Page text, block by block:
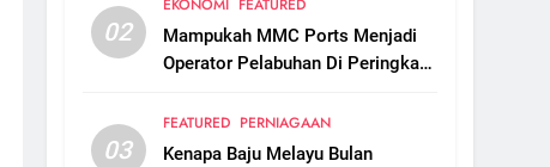
02
EKONOMI FEATURED
Mampukah MMC Ports Menjadi
Operator Pelabuhan Di Peringkat
03
FEATURED PERNIAGAAN
Kenapa Baju Melayu Bulan